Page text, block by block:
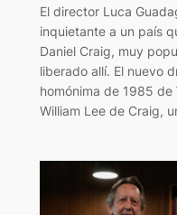
El director Luca
inquietante a un país
Daniel Craig, muy
liberado allí. El nuevo
homónima de 1985 de
William Lee de Craig,